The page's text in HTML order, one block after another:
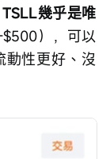
幾乎是唯
），可以
性更好、沒